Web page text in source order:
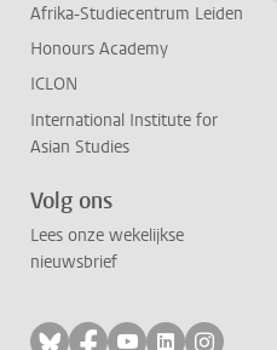
Afrika-Studiecentrum Leiden
Honours Academy
ICLON
International Institute for
Asian Studies
Volg ons
Lees onze wekelijkse
nieuwsbrief
Volg ons op bluesky
Volg ons op
Volg ons op
Volg ons
Volg